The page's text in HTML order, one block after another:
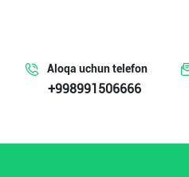
Aloqa uchun telefon
+998991506666